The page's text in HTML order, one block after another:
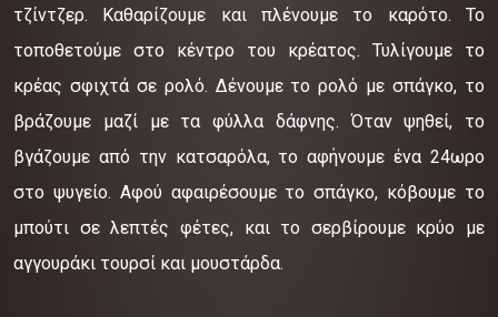
τζίντζερ. Καθαρίζουμε και πλένουμε το καρότο. Το
τοποθετούμε στο κέντρο του κρέατος. Τυλίγουμε το
κρέας σφιχτά σε ρολό. Δένουμε το ρολό με σπάγκο, το
βράζουμε μαζί με τα φύλλα δάφνης. Όταν ψηθεί, το
βγάζουμε από την κατσαρόλα, το αφήνουμε ένα 24ωρο
στο ψυγείο. Αφού αφαιρέσουμε το σπάγκο, κόβουμε το
μπούτι σε λεπτές φέτες, και το σερβίρουμε κρύο με
αγγουράκι τουρσί και μουστάρδα.